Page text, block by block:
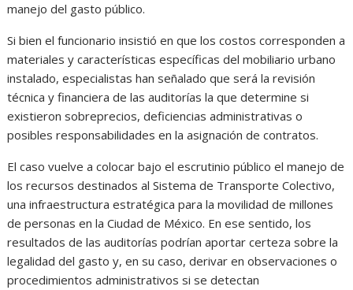
manejo del gasto público.
Si bien el funcionario insistió en que los costos corresponden a
materiales y características específicas del mobiliario urbano
instalado, especialistas han señalado que será la revisión
técnica y financiera de las auditorías la que determine si
existieron sobreprecios, deficiencias administrativas o
posibles responsabilidades en la asignación de contratos.
El caso vuelve a colocar bajo el escrutinio público el manejo de
los recursos destinados al Sistema de Transporte Colectivo,
una infraestructura estratégica para la movilidad de millones
de personas en la Ciudad de México. En ese sentido, los
resultados de las auditorías podrían aportar certeza sobre la
legalidad del gasto y, en su caso, derivar en observaciones o
procedimientos administrativos si se detectan